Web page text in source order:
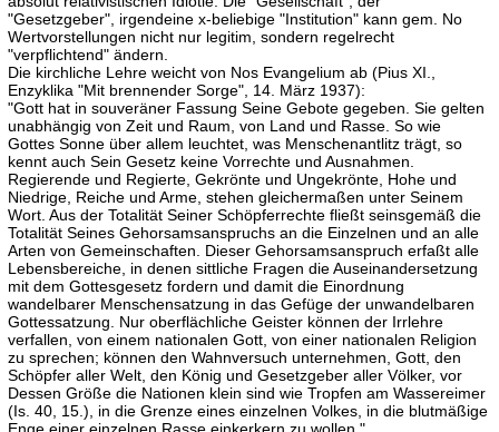
"Gesetzgeber", irgendeine x-beliebige "Institution" kann gem. No
Wertvorstellungen nicht nur legitim, sondern regelrecht
"verpflichtend" ändern.
Die kirchliche Lehre weicht von Nos Evangelium ab (Pius XI.,
Enzyklika "Mit brennender Sorge", 14. März 1937):
"Gott hat in souveräner Fassung Seine Gebote gegeben. Sie gelten
unabhängig von Zeit und Raum, von Land und Rasse. So wie
Gottes Sonne über allem leuchtet, was Menschenantlitz trägt, so
kennt auch Sein Gesetz keine Vorrechte und Ausnahmen.
Regierende und Regierte, Gekrönte und Ungekrönte, Hohe und
Niedrige, Reiche und Arme, stehen gleichermaßen unter Seinem
Wort. Aus der Totalität Seiner Schöpferrechte fließt seinsgemäß die
Totalität Seines Gehorsamsanspruchs an die Einzelnen und an alle
Arten von Gemeinschaften. Dieser Gehorsamsanspruch erfaßt alle
Lebensbereiche, in denen sittliche Fragen die Auseinandersetzung
mit dem Gottesgesetz fordern und damit die Einordnung
wandelbarer Menschensatzung in das Gefüge der unwandelbaren
Gottessatzung. Nur oberflächliche Geister können der Irrlehre
verfallen, von einem nationalen Gott, von einer nationalen Religion
zu sprechen; können den Wahnversuch unternehmen, Gott, den
Schöpfer aller Welt, den König und Gesetzgeber aller Völker, vor
Dessen Größe die Nationen klein sind wie Tropfen am Wassereimer
(Is. 40, 15.), in die Grenze eines einzelnen Volkes, in die blutmäßige